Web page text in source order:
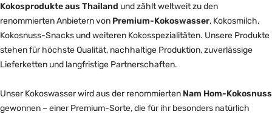
Kokosprodukte aus Thailand und zählt weltweit zu den
renommierten Anbietern von Premium-Kokoswasser, Kokosmilch,
Kokosnuss-Snacks und weiteren Kokosspezialitäten. Unsere Produkte
stehen für höchste Qualität, nachhaltige Produktion, zuverlässige
Lieferketten und langfristige Partnerschaften.
Unser Kokoswasser wird aus der renommierten Nam Hom-Kokosnuss
gewonnen – einer Premium-Sorte, die für ihr besonders natürlich